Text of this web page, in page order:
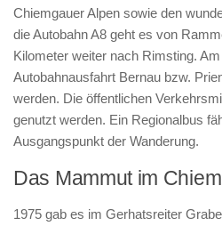
Chiemgauer Alpen sowie den
die Autobahn A8 geht es von
Kilometer weiter nach Rimsting.
Autobahnausfahrt Bernau bzw.
werden. Die öffentlichen
genutzt werden. Ein Regionalbus
Ausgangspunkt der Wanderung.
Das Mammut im
1975 gab es im Gerhatsreiter